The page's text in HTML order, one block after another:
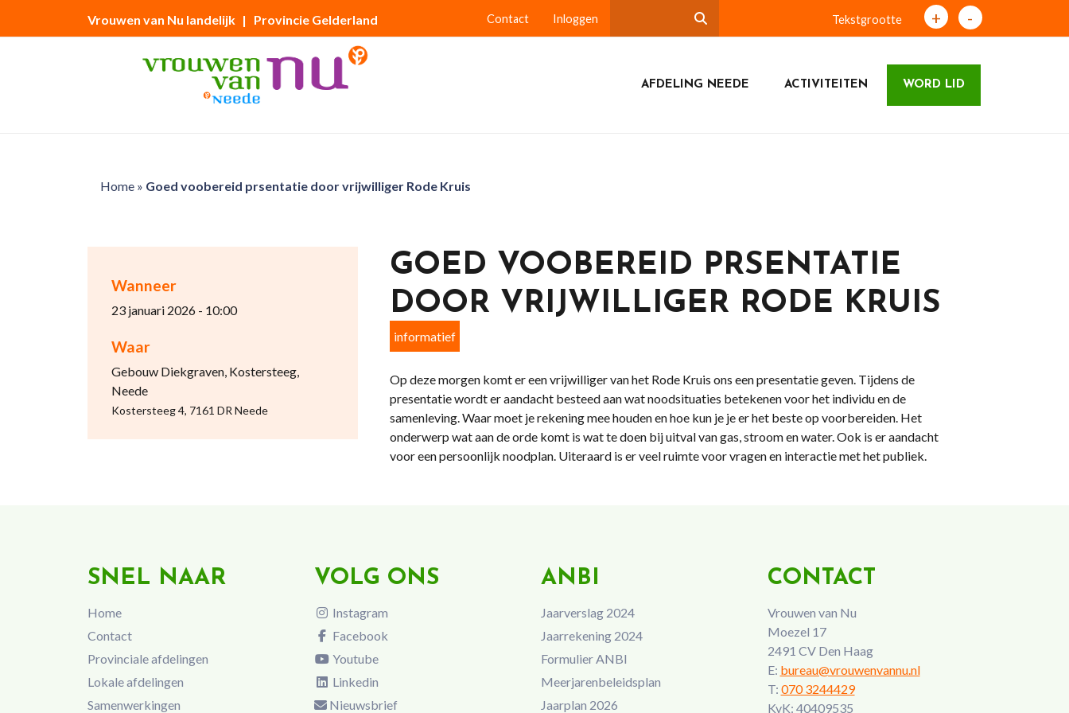
Vrouwen van Nu landelijk | Provincie Gelderland Contact Inloggen Tekstgrootte + -
AFDELING NEEDE ACTIVITEITEN WORD LID
Home» Goed voobereid prsentatie door vrijwilliger Rode Kruis
Wanneer
23 januari 2026 - 10:00
Waar
Gebouw Diekgraven, Kostersteeg,
Neede
Kostersteeg 4, 7161 DR Neede
GOED VOOBEREID PRSENTATIE
DOOR VRIJWILLIGER RODE KRUIS
informatief
Op deze morgen komt er een vrijwilliger van het Rode Kruis ons een presentatie geven. Tijdens de
presentatie wordt er aandacht besteed aan wat noodsituaties betekenen voor het individu en de
samenleving. Waar moet je rekening mee houden en hoe kun je je er het beste op voorbereiden. Het
onderwerp wat aan de orde komt is wat te doen bij uitval van gas, stroom en water. Ook is er aandacht
voor een persoonlijk noodplan. Uiteraard is er veel ruimte voor vragen en interactie met het publiek.
SNEL NAAR
Home
Contact
Provinciale afdelingen
Lokale afdelingen
Samenwerkingen
VOLG ONS
Instagram
Facebook
Youtube
Linkedin
Nieuwsbrief
ANBI
Jaarverslag 2024
Jaarrekening 2024
Formulier ANBI
Meerjarenbeleidsplan
Jaarplan 2026
CONTACT
Vrouwen van Nu
Moezel 17
2491 CV Den Haag
E: bureau@vrouwenvannu.nl
T: 070 3244429
KvK: 40409535